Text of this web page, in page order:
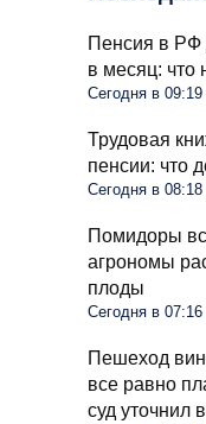
Пенсия в РФ
в месяц: что
Сегодня в 09:19
Трудовая
пенсии: что
Сегодня в 08:18
Помидоры
агрономы
плоды
Сегодня в 07:16
Пешеход
все равно
суд уточнил